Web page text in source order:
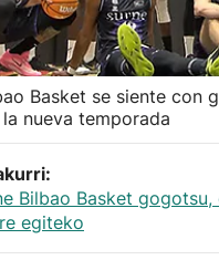
montaña
Basket se siente con
nueva temporada
Bilbao Basket
egiteko